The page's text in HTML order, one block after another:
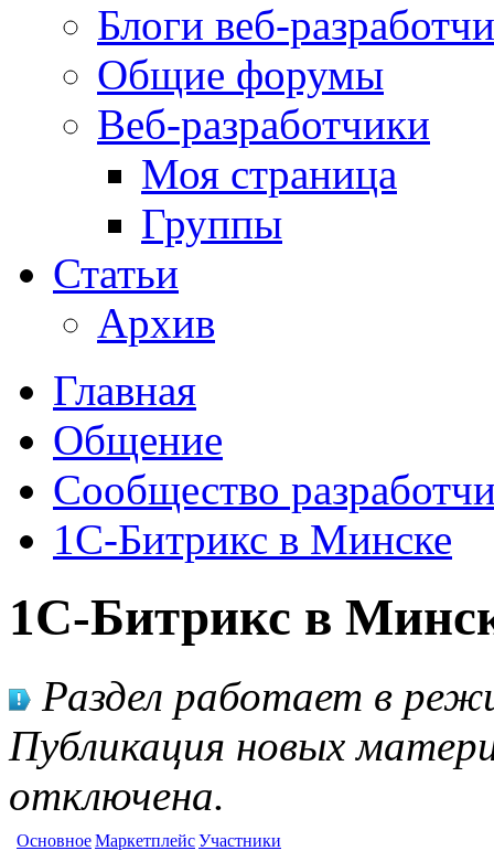
Блоги веб-
Общие форумы
Веб-разработчики
Моя страница
Группы
Статьи
Архив
Главная
Общение
Сообщество
1С-Битрикс в Минске
1С-Битрикс в
Раздел работает в
Публикация новых
отключена.
ОсновноеМаркетплейсУчастники